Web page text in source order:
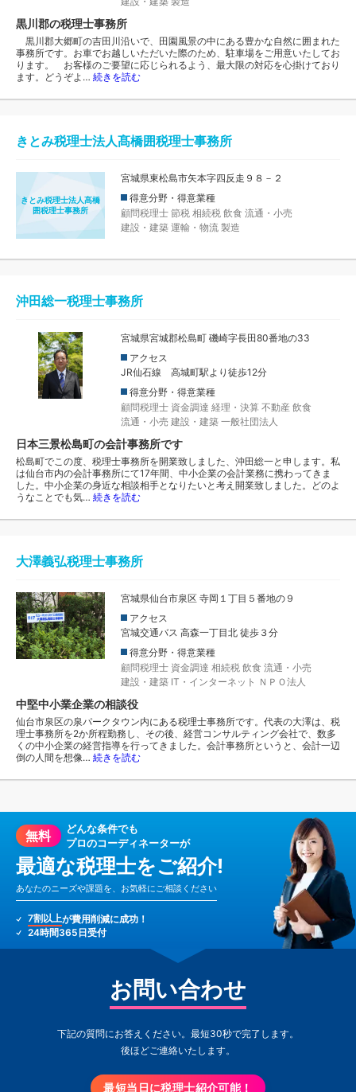
黒川郡の税理士事務所
黒川郡大郷町の吉田川沿いで、田園風景の中にある豊かな自然に囲まれた
事務所です。お車でお越しいただいた際のため、駐車場をご用意いたしてお
ります。 お客様のご要望に応じられるよう、最大限の対応を心掛けており
ます。どうぞよ… 続きを読む
きとみ税理士法人髙橋囲税理士事務所
きとみ税理士法人髙橋
囲税理士事務所
宮城県東松島市矢本字四反走９８－２
得意分野・得意業種
顧問税理士 節税 相続税 飲食 流通・小売
建設・建築 運輸・物流 製造
沖田総一税理士事務所
宮城県宮城郡松島町 磯崎字長田80番地の33
アクセス
JR仙石線 高城町駅より徒歩12分
得意分野・得意業種
顧問税理士 資金調達 経理・決算 不動産 飲食
流通・小売 建設・建築 一般社団法人
日本三景松島町の会計事務所です
松島町でこの度、税理士事務所を開業致しました、沖田総一と申します。私
は仙台市内の会計事務所にて17年間、中小企業の会計業務に携わってきま
した。中小企業の身近な相談相手となりたいと考え開業致しました。どのよ
うなことでも気… 続きを読む
大澤義弘税理士事務所
宮城県仙台市泉区 寺岡１丁目５番地の９
アクセス
宮城交通バス 高森一丁目北 徒歩３分
得意分野・得意業種
顧問税理士 資金調達 相続税 飲食 流通・小売
建設・建築 IT・インターネット ＮＰＯ法人
中堅中小業企業の相談役
仙台市泉区の泉パークタウン内にある税理士事務所です。代表の大澤は、税
理士事務所を2か所程勤務し、その後、経営コンサルティング会社で、数多
くの中小企業の経営指導を行ってきました。会計事務所というと、会計一辺
倒の人間を想像… 続きを読む
無料
どんな条件でも
プロのコーディネーターが
最適な税理士をご紹介!
あなたのニーズや課題を、お気軽にご相談ください
7割以上が費用削減に成功！
24時間365日受付
お問い合わせ
下記の質問にお答えください。最短30秒で完了します。
後ほどご連絡いたします。
最短当日に税理士紹介可能！